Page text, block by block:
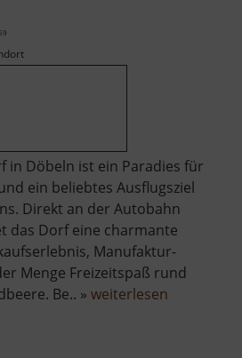
in Döbeln ist ein Paradies für
ein beliebtes Ausflugsziel
Direkt an der Autobahn
das Dorf eine charmante
Manufaktur-
Menge Freizeitspaß rund
Be.. » weiterlesen